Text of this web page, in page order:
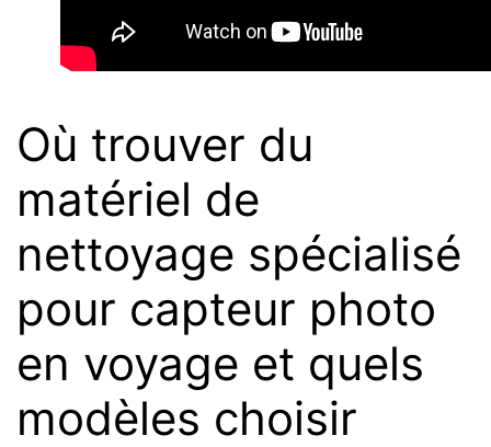
Où trouver du
matériel de
nettoyage spécialisé
pour capteur photo
en voyage et quels
modèles choisir